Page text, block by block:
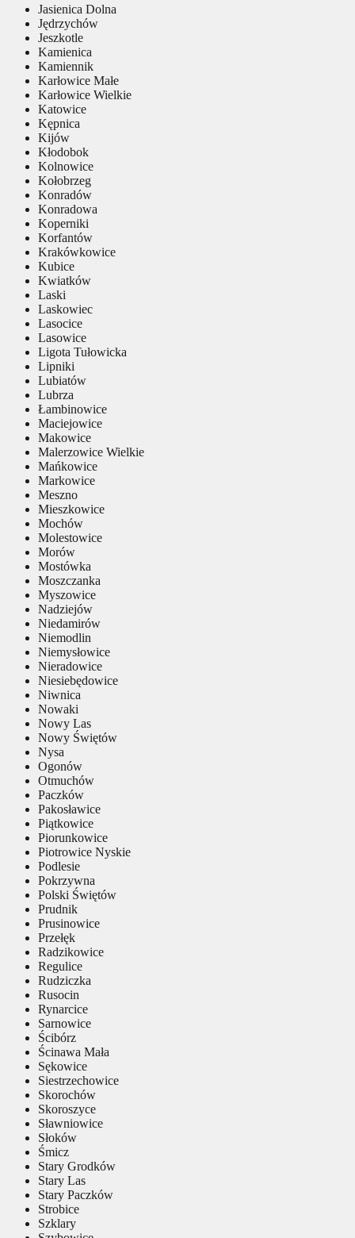
Jasienica Dolna
Jędrzychów
Jeszkotle
Kamienica
Kamiennik
Karłowice Małe
Karłowice Wielkie
Katowice
Kępnica
Kijów
Kłodobok
Kolnowice
Kołobrzeg
Konradów
Konradowa
Koperniki
Korfantów
Krakówkowice
Kubice
Kwiatków
Laski
Laskowiec
Lasocice
Lasowice
Ligota Tułowicka
Lipniki
Lubiatów
Lubrza
Łambinowice
Maciejowice
Makowice
Malerzowice Wielkie
Mańkowice
Markowice
Meszno
Mieszkowice
Mochów
Molestowice
Morów
Mostówka
Moszczanka
Myszowice
Nadziejów
Niedamirów
Niemodlin
Niemysłowice
Nieradowice
Niesiebędowice
Niwnica
Nowaki
Nowy Las
Nowy Świętów
Nysa
Ogonów
Otmuchów
Paczków
Pakosławice
Piątkowice
Piorunkowice
Piotrowice Nyskie
Podlesie
Pokrzywna
Polski Świętów
Prudnik
Prusinowice
Przełęk
Radzikowice
Regulice
Rudziczka
Rusocin
Rynarcice
Sarnowice
Ścibórz
Ścinawa Mała
Sękowice
Siestrzechowice
Skorochów
Skoroszyce
Sławniowice
Słoków
Śmicz
Stary Grodków
Stary Las
Stary Paczków
Strobice
Szklary